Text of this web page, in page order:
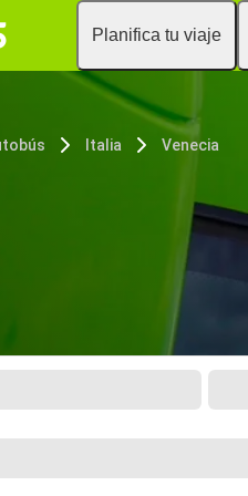
Planifica tu viaje
Italia Venecia